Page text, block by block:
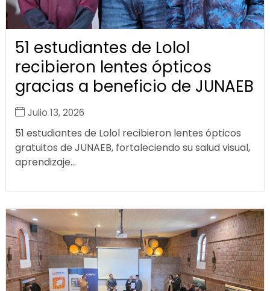
51 estudiantes de Lolol
recibieron lentes ópticos
gracias a beneficio de JUNAEB
Julio 13, 2026
51 estudiantes de Lolol recibieron lentes ópticos
gratuitos de JUNAEB, fortaleciendo su salud visual,
aprendizaje...